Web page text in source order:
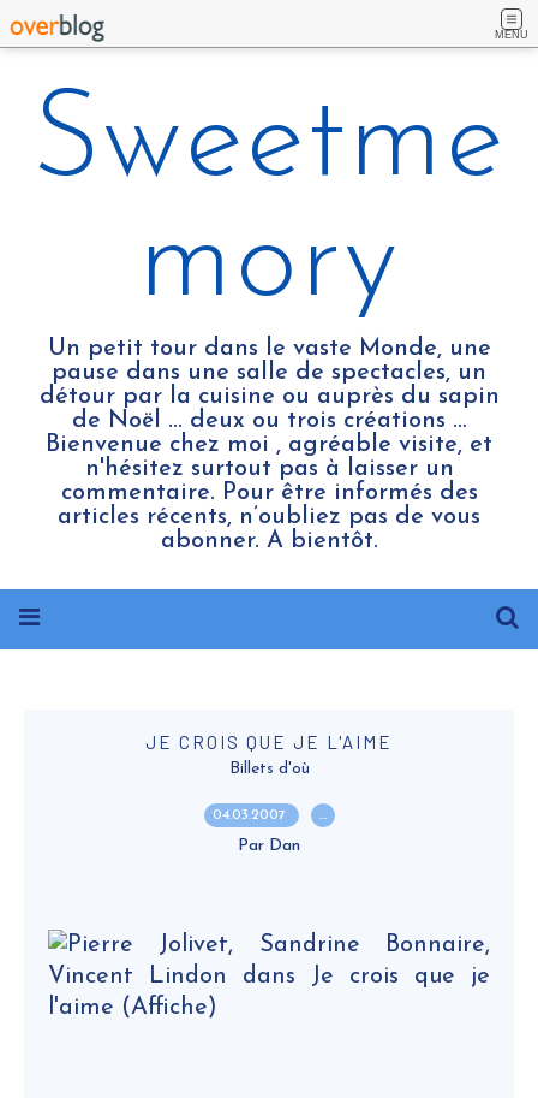
MENU
Sweetme
mory
Un petit tour dans le vaste Monde, une
pause dans une salle de spectacles, un
détour par la cuisine ou auprès du sapin
de Noël ... deux ou trois créations …
Bienvenue chez moi , agréable visite, et
n'hésitez surtout pas à laisser un
commentaire. Pour être informés des
articles récents, n’oubliez pas de vous
abonner. A bientôt.
JE CROIS QUE JE L'AIME
Billets d'où
04.03.2007 …
Par Dan